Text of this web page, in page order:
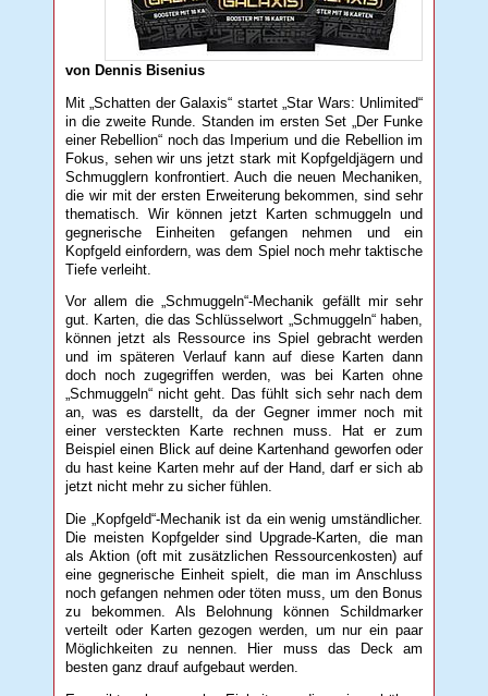
von Dennis Bisenius
Mit „Schatten der Galaxis“ startet „Star Wars: Unlimited“
in die zweite Runde. Standen im ersten Set „Der Funke
einer Rebellion“ noch das Imperium und die Rebellion im
Fokus, sehen wir uns jetzt stark mit Kopfgeldjägern und
Schmugglern konfrontiert. Auch die neuen Mechaniken,
die wir mit der ersten Erweiterung bekommen, sind sehr
thematisch. Wir können jetzt Karten schmuggeln und
gegnerische Einheiten gefangen nehmen und ein
Kopfgeld einfordern, was dem Spiel noch mehr taktische
Tiefe verleiht.
Vor allem die „Schmuggeln“-Mechanik gefällt mir sehr
gut. Karten, die das Schlüsselwort „Schmuggeln“ haben,
können jetzt als Ressource ins Spiel gebracht werden
und im späteren Verlauf kann auf diese Karten dann
doch noch zugegriffen werden, was bei Karten ohne
„Schmuggeln“ nicht geht. Das fühlt sich sehr nach dem
an, was es darstellt, da der Gegner immer noch mit
einer versteckten Karte rechnen muss. Hat er zum
Beispiel einen Blick auf deine Kartenhand geworfen oder
du hast keine Karten mehr auf der Hand, darf er sich ab
jetzt nicht mehr zu sicher fühlen.
Die „Kopfgeld“-Mechanik ist da ein wenig umständlicher.
Die meisten Kopfgelder sind Upgrade-Karten, die man
als Aktion (oft mit zusätzlichen Ressourcenkosten) auf
eine gegnerische Einheit spielt, die man im Anschluss
noch gefangen nehmen oder töten muss, um den Bonus
zu bekommen. Als Belohnung können Schildmarker
verteilt oder Karten gezogen werden, um nur ein paar
Möglichkeiten zu nennen. Hier muss das Deck am
besten ganz drauf aufgebaut werden.